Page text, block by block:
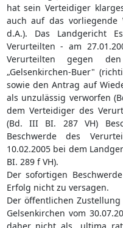
hat sein Verteidiger
auch auf das vorliegende
d.A.). Das Landgericht
Verurteilten - am
Verurteilten gegen
„Gelsenkirchen-Buer"
sowie den Antrag auf
als unzulässig verworfen
dem Verteidiger des
(Bd. III BI. 287 VH)
Beschwerde des
10.02.2005 bei dem
BI. 289 f VH).
Der sofortigen
Erfolg nicht zu versagen.
Der öffentlichen
Gelsenkirchen vom
daher nicht als „ultima